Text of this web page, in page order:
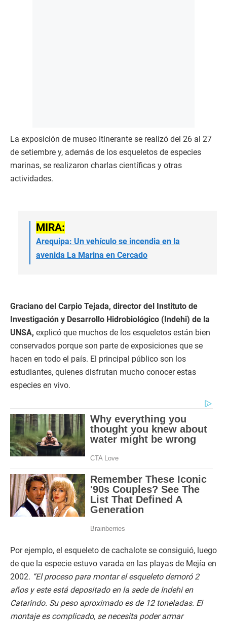
La exposición de museo itinerante se realizó del 26 al 27
de setiembre y, además de los esqueletos de especies
marinas, se realizaron charlas científicas y otras
actividades.
MIRA:
Arequipa: Un vehículo se incendia en la
avenida La Marina en Cercado
Graciano del Carpio Tejada, director del Instituto de
Investigación y Desarrollo Hidrobiológico (Indehi) de la
UNSA, explicó que muchos de los esqueletos están bien
conservados porque son parte de exposiciones que se
hacen en todo el país. El principal público son los
estudiantes, quienes disfrutan mucho conocer estas
especies en vivo.
Por ejemplo, el esqueleto de cachalote se consiguió, luego
de que la especie estuvo varada en las playas de Mejía en
2002. “El proceso para montar el esqueleto demoró 2
años y este está depositado en la sede de Indehi en
Catarindo. Su peso aproximado es de 12 toneladas. El
montaje es complicado, se necesita poder armar